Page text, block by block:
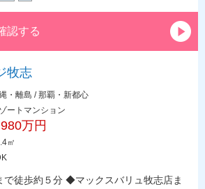
認する
牧志
・離島 / 那覇・新都心
ートマンション
万円
㎡
徒歩約５分 ◆マックスバリュ牧志店ま